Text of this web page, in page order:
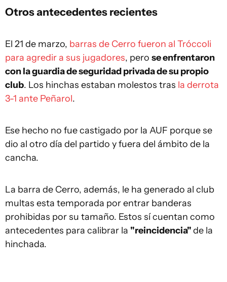
Otros antecedentes recientes
El 21 de marzo, barras de Cerro fueron al Tróccoli
para agredir a sus jugadores, pero se enfrentaron
con la guardia de seguridad privada de su propio
club. Los hinchas estaban molestos tras la derrota
3-1 ante Peñarol.
Ese hecho no fue castigado por la AUF porque se
dio al otro día del partido y fuera del ámbito de la
cancha.
La barra de Cerro, además, le ha generado al club
multas esta temporada por entrar banderas
prohibidas por su tamaño. Estos sí cuentan como
antecedentes para calibrar la "reincidencia"de la
hinchada.